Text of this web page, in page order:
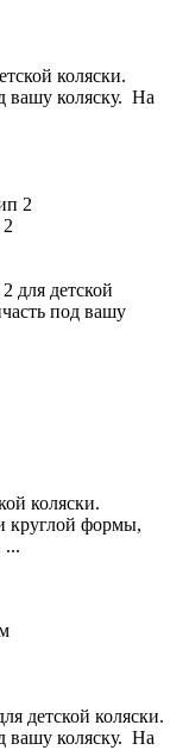
коляски.
вашу коляску. На
для детской
под вашу
коляски.
круглой формы,
...
детской коляски.
вашу коляску. На